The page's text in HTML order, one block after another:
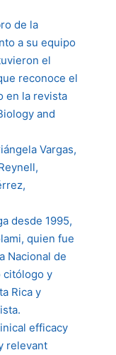
de la
a su equipo
el
reconoce el
en la revista
and
Vargas,
desde 1995,
quien fue
Nacional de
citólogo y
Rica y
efficacy
relevant